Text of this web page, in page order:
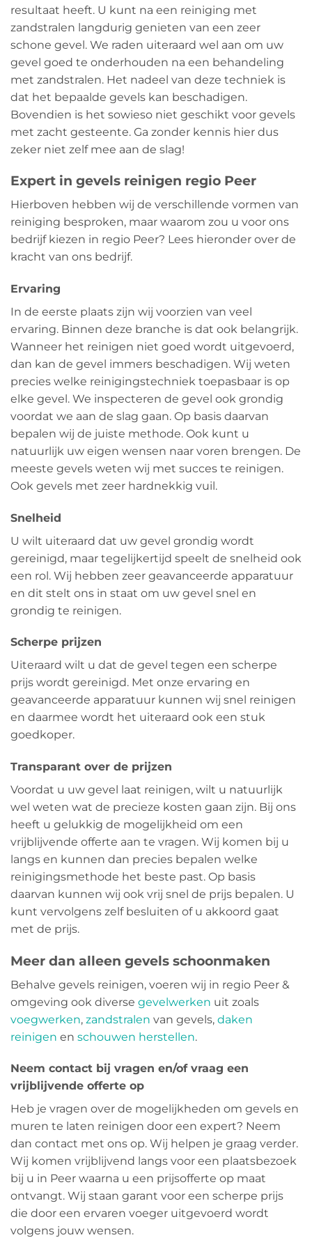
resultaat heeft. U kunt na een reiniging met
zandstralen langdurig genieten van een zeer
schone gevel. We raden uiteraard wel aan om uw
gevel goed te onderhouden na een behandeling
met zandstralen. Het nadeel van deze techniek is
dat het bepaalde gevels kan beschadigen.
Bovendien is het sowieso niet geschikt voor gevels
met zacht gesteente. Ga zonder kennis hier dus
zeker niet zelf mee aan de slag!
Expert in gevels reinigen regio Peer
Hierboven hebben wij de verschillende vormen van
reiniging besproken, maar waarom zou u voor ons
bedrijf kiezen in regio Peer? Lees hieronder over de
kracht van ons bedrijf.
Ervaring
In de eerste plaats zijn wij voorzien van veel
ervaring. Binnen deze branche is dat ook belangrijk.
Wanneer het reinigen niet goed wordt uitgevoerd,
dan kan de gevel immers beschadigen. Wij weten
precies welke reinigingstechniek toepasbaar is op
elke gevel. We inspecteren de gevel ook grondig
voordat we aan de slag gaan. Op basis daarvan
bepalen wij de juiste methode. Ook kunt u
natuurlijk uw eigen wensen naar voren brengen. De
meeste gevels weten wij met succes te reinigen.
Ook gevels met zeer hardnekkig vuil.
Snelheid
U wilt uiteraard dat uw gevel grondig wordt
gereinigd, maar tegelijkertijd speelt de snelheid ook
een rol. Wij hebben zeer geavanceerde apparatuur
en dit stelt ons in staat om uw gevel snel en
grondig te reinigen.
Scherpe prijzen
Uiteraard wilt u dat de gevel tegen een scherpe
prijs wordt gereinigd. Met onze ervaring en
geavanceerde apparatuur kunnen wij snel reinigen
en daarmee wordt het uiteraard ook een stuk
goedkoper.
Transparant over de prijzen
Voordat u uw gevel laat reinigen, wilt u natuurlijk
wel weten wat de precieze kosten gaan zijn. Bij ons
heeft u gelukkig de mogelijkheid om een
vrijblijvende offerte aan te vragen. Wij komen bij u
langs en kunnen dan precies bepalen welke
reinigingsmethode het beste past. Op basis
daarvan kunnen wij ook vrij snel de prijs bepalen. U
kunt vervolgens zelf besluiten of u akkoord gaat
met de prijs.
Meer dan alleen gevels schoonmaken
Behalve gevels reinigen, voeren wij in regio Peer &
omgeving ook diverse gevelwerken uit zoals
voegwerken, zandstralen van gevels, daken
reinigen en schouwen herstellen.
Neem contact bij vragen en/of vraag een
vrijblijvende offerte op
Heb je vragen over de mogelijkheden om gevels en
muren te laten reinigen door een expert? Neem
dan contact met ons op. Wij helpen je graag verder.
Wij komen vrijblijvend langs voor een plaatsbezoek
bij u in Peer waarna u een prijsofferte op maat
ontvangt. Wij staan garant voor een scherpe prijs
die door een ervaren voeger uitgevoerd wordt
volgens jouw wensen.